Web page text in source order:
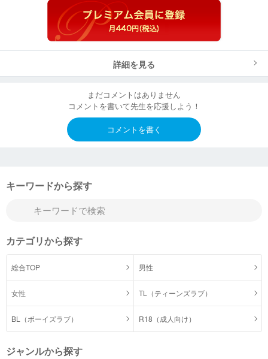
詳細を見る
まだコメントはありません
コメントを書いて先生を応援しよう！
コメントを書く
キーワードから探す
カテゴリから探す
総合TOP 男性
女性 TL（ティーンズラブ）
BL（ボーイズラブ） R18（成人向け）
ジャンルから探す